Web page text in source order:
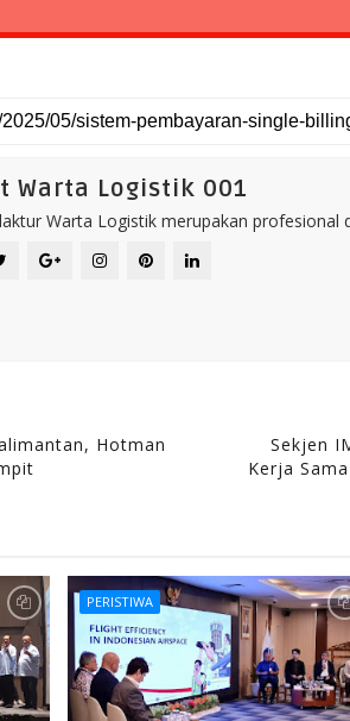
Warta Logistik 001
Warta Logistik merupakan profesional
Hotman
Sekjen
Kerja
PERISTIWA